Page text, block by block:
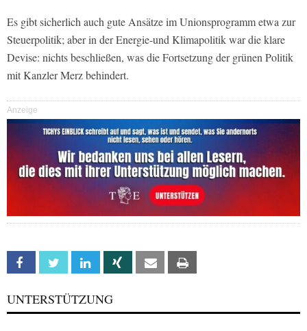
Es gibt sicherlich auch gute Ansätze im Unionsprogramm etwa zur
Steuerpolitik; aber in der Energie-und Klimapolitik war die klare
Devise: nichts beschließen, was die Fortsetzung der grünen Politik
mit Kanzler Merz behindert.
Anzeige
Facebook Twitter Linkedin Xing Email
UNTERSTÜTZUNG